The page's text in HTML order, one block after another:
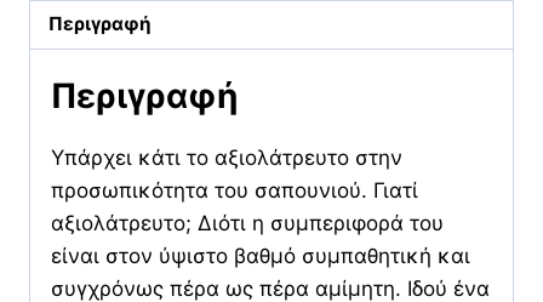
Περιγραφή
Περιγραφή
Υπάρχει κάτι το αξιολάτρευτο στην
προσωπικότητα του σαπουνιού. Γιατί
αξιολάτρευτο; Διότι η συμπεριφορά του
είναι στον ύψιστο βαθμό συμπαθητική και
συγχρόνως πέρα ως πέρα αμίμητη. Ιδού ένα